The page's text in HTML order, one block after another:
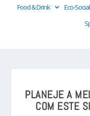
Food & Drink
Eco-Social
PLANEJE A
COM ESTE